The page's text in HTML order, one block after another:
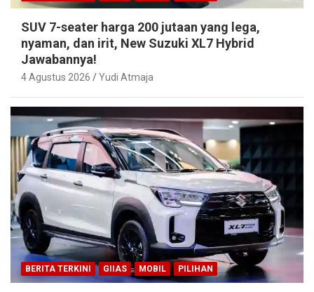
SUV 7-seater harga 200 jutaan yang lega,
nyaman, dan irit, New Suzuki XL7 Hybrid
Jawabannya!
4 Agustus 2026 Yudi Atmaja
BERITA TERKINI GIIAS MOBIL PILIHAN